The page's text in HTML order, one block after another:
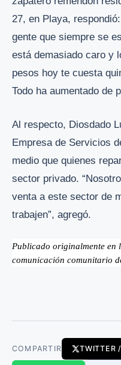
27, en Playa,
gente que siempre se
está demasiado caro y
pesos hoy te cuesta
Todo ha aumentado de
Al respecto, Diosdado
Empresa de Servicios
medio que quienes
sector privado.
venta a este sector de
trabajen”, agregó.
Publicado originalmente en
comunicación comunitario
COMPARTIR TWITTER